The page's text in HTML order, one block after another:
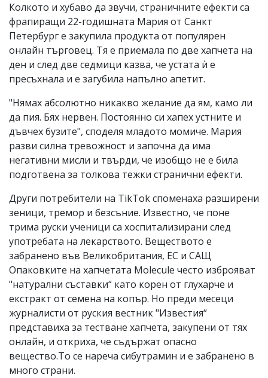
Колкото и хубаво да звучи, страничните ефекти са
фрапиращи 22-годишната Мария от Санкт
Петербург е закупила продукта от популярен
онлайн търговец. Тя е приемала по две хапчета на
ден и след две седмици казва, че устата ѝ е
пресъхнала и е загубила напълно апетит.
"Нямах абсолютно никакво желание да ям, камо ли
да пия. Бях нервен. Постоянно си хапех устните и
дъвчех бузите", споделя младото момиче. Мария
разви силна тревожност и започна да има
негативни мисли и твърди, че изобщо не е била
подготвена за толкова тежки странични ефекти.
Други потребители на TikTok споменаха разширени
зеници, тремор и безсъние. Известно, че поне
трима руски ученици са хоспитализирани след
употребата на лекарството. Веществото е
забранено във Великобритания, ЕС и САЩ
Опаковките на хапчетата Molecule често изброяват
"натурални съставки“ като корен от глухарче и
екстракт от семена на копър. Но преди месеци
журналисти от руския вестник "Известия“
представиха за тестване хапчета, закупени от тях
онлайн, и откриха, че съдържат опасно
вещество.То се нареча сибутрамин и е забранено в
много страни.